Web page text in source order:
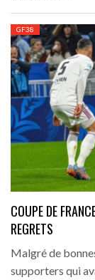
GF38
COUPE DE
REGRETS
Malgré de
supporters qui